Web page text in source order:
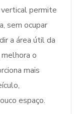
permite
sem ocupar
a área útil da
o
mais
espaço.